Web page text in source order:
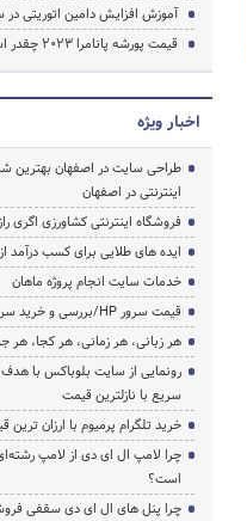
آموزش افزایش دامین اتوریتی در سال
قیمت پورشه پانامرا 2023 چقدر است؟
اخبار ویژه
طراحی سایت در اصفهان بهترین
اینترنتی در اصفهان
فروشگاه اینترنتی کشاورزی اگری
ایده های طلایی برای کسب درآمد از
خدمات سایت انجام پروژه ماهان
قیمت سرور HP/بررسی و خرید سرور اچ پی
هر زبانی، هر زمانی، هر کجا، هر
رونمایی از سایت بلوباکس با
سریع با نازلترین قیمت
خرید تلگرام پرمیوم با ارزان ترین
چرا لامپ ال ای دی از لامپ
است؟
چرا پنل های ال ای دی سقفی